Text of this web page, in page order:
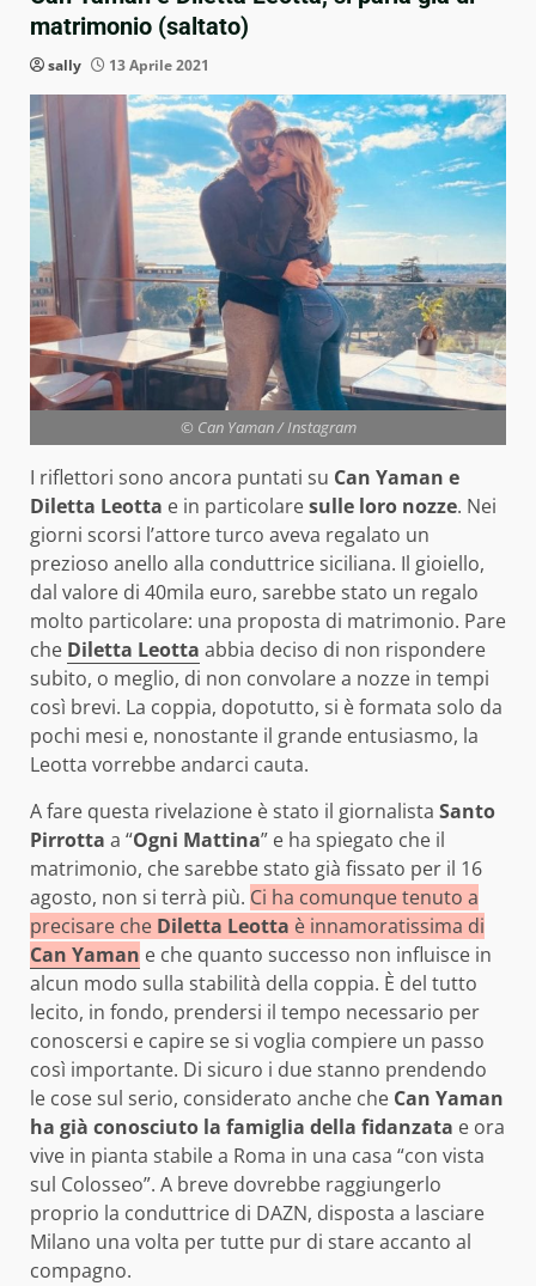
matrimonio (saltato)
sally 13 Aprile 2021
© Can Yaman / Instagram
I riflettori sono ancora puntati su Can Yaman e
Diletta Leotta e in particolaresulle loro nozze. Nei
giorni scorsi l’attore turco aveva regalato un
prezioso anello alla conduttrice siciliana. Il gioiello,
dal valore di 40mila euro, sarebbe stato un regalo
molto particolare: una proposta di matrimonio. Pare
che Diletta Leotta abbia deciso di non rispondere
subito, o meglio, di non convolare a nozze in tempi
così brevi. La coppia, dopotutto, si è formata solo da
pochi mesi e, nonostante il grande entusiasmo, la
Leotta vorrebbe andarci cauta.
A fare questa rivelazione è stato il giornalista Santo
Pirrotta a “Ogni Mattina” e ha spiegato che il
matrimonio, che sarebbe stato già fissato per il 16
agosto, non si terrà più. Ci ha comunque tenuto a
precisare che Diletta Leotta è innamoratissima di
Can Yaman e che quanto successo non influisce in
alcun modo sulla stabilità della coppia. È del tutto
lecito, in fondo, prendersi il tempo necessario per
conoscersi e capire se si voglia compiere un passo
così importante. Di sicuro i due stanno prendendo
le cose sul serio, considerato anche che Can Yaman
ha già conosciuto la famiglia della fidanzata e ora
vive in pianta stabile a Roma in una casa “con vista
sul Colosseo”. A breve dovrebbe raggiungerlo
proprio la conduttrice di DAZN, disposta a lasciare
Milano una volta per tutte pur di stare accanto al
compagno.